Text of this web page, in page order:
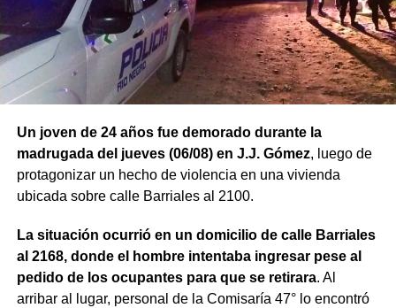
Un joven de 24 años fue demorado durante la
madrugada del jueves (06/08) en J.J. Gómez, luego de
protagonizar un hecho de violencia en una vivienda
ubicada sobre calle Barriales al 2100.
La situación ocurrió en un domicilio de calle Barriales
al 2168, donde el hombre intentaba ingresar pese al
pedido de los ocupantes para que se retirara. Al
arribar al lugar, personal de la Comisaría 47° lo encontró